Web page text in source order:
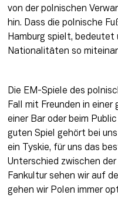
von der polnischen
hin. Dass die polnische
Hamburg spielt, bedeutet
Nationalitäten so
Die EM-Spiele des
Fall mit Freunden in einer
einer Bar oder beim
guten Spiel gehört bei
ein Tyskie, für uns das
Unterschied zwischen
Fankultur sehen wir auf
gehen wir Polen immer